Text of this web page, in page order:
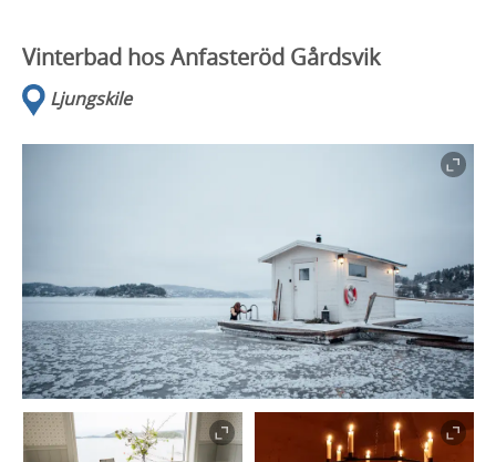
Vinterbad hos Anfasteröd Gårdsvik
Ljungskile